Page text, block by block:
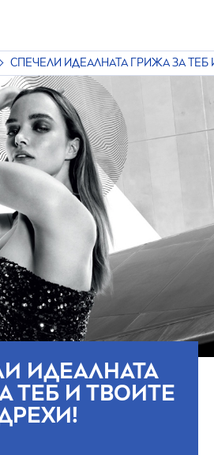
СПЕЧЕЛИ ИДЕАЛНАТА ГРИЖА ЗА ТЕБ
ИДЕАЛНАТА
ТЕБ И ТВОИТЕ